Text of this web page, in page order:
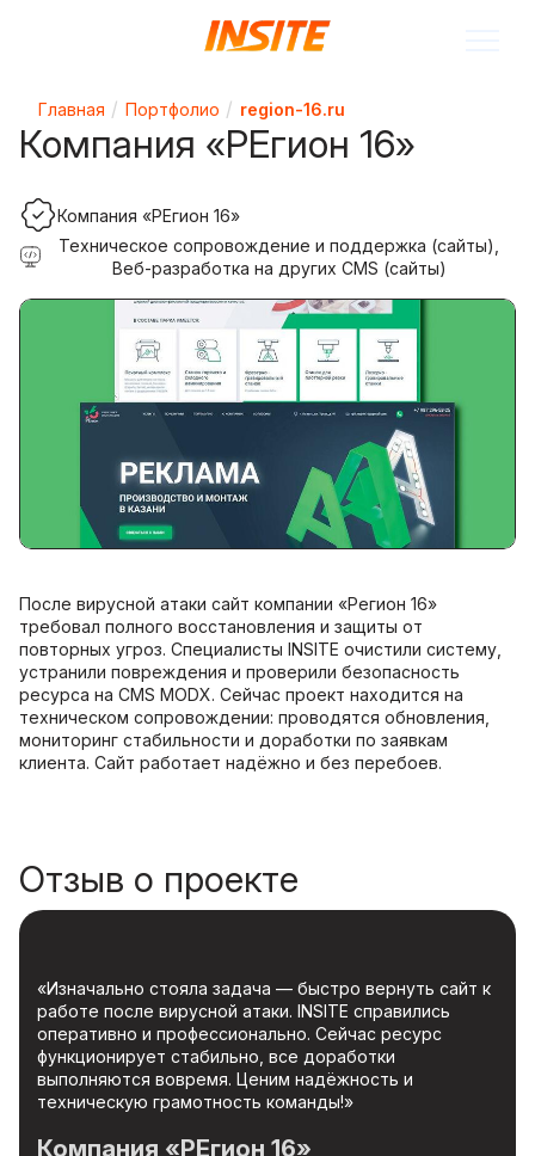
Главная Портфолио region-16.ru
Компания «РЕгион 16»
Компания «РЕгион 16»
Техническое сопровождение и поддержка (сайты),
Веб-разработка на других CMS (сайты)
После вирусной атаки сайт компании «Регион 16»
требовал полного восстановления и защиты от
повторных угроз. Специалисты INSITE очистили систему,
устранили повреждения и проверили безопасность
ресурса на CMS MODX. Сейчас проект находится на
техническом сопровождении: проводятся обновления,
мониторинг стабильности и доработки по заявкам
клиента. Сайт работает надёжно и без перебоев.
Отзыв о проекте
«Изначально стояла задача — быстро вернуть сайт к
работе после вирусной атаки. INSITE справились
оперативно и профессионально. Сейчас ресурс
функционирует стабильно, все доработки
выполняются вовремя. Ценим надёжность и
техническую грамотность команды!»
Компания «РЕгион 16»